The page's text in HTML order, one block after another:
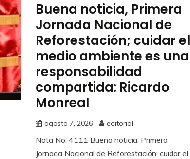
Buena noticia, Primera
Jornada Nacional de
Reforestación; cuidar el
medio ambiente es una
responsabilidad
compartida: Ricardo
Monreal
agosto 7, 2026 editorial
Nota No. 4111 Buena noticia, Primera
Jornada Nacional de Reforestación; cuidar el